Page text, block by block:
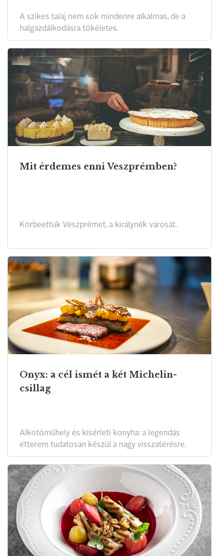
A szikes talaj nem sok mindenre alkalmas, de a
halgazdálkodásra tökéletes.
Mit érdemes enni Veszprémben?
Körbeettük Veszprémet, a királynék városát.
Onyx: a cél ismét a két Michelin-
csillag
Alkotóműhely és kísérleti konyha: a legendás
étterem tudatosan készül a nagy visszatérésre.